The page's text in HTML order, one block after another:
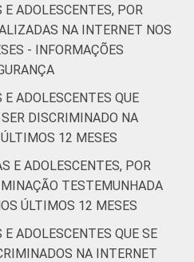
ADOLESCENTES, POR
NA INTERNET NOS
- INFORMAÇÕES
ADOLESCENTES QUE
DISCRIMINADO NA
12 MESES
E ADOLESCENTES, POR
TESTEMUNHADA
ÚLTIMOS 12 MESES
ADOLESCENTES QUE SE
NA INTERNET